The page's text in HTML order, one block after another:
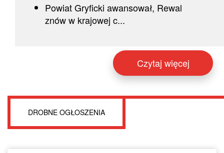
Powiat Gryficki awansował, Rewal
znów w krajowej c...
Czytaj więcej
DROBNE OGŁOSZENIA